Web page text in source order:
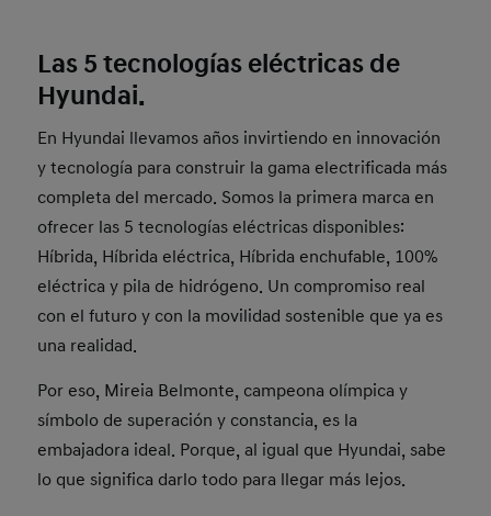
Las 5 tecnologías eléctricas de
Hyundai.
En Hyundai llevamos años invirtiendo en innovación
y tecnología para construir la gama electrificada más
completa del mercado. Somos la primera marca en
ofrecer las 5 tecnologías eléctricas disponibles:
Híbrida, Híbrida eléctrica, Híbrida enchufable, 100%
eléctrica y pila de hidrógeno. Un compromiso real
con el futuro y con la movilidad sostenible que ya es
una realidad.
Por eso, Mireia Belmonte, campeona olímpica y
símbolo de superación y constancia, es la
embajadora ideal. Porque, al igual que Hyundai, sabe
lo que significa darlo todo para llegar más lejos.